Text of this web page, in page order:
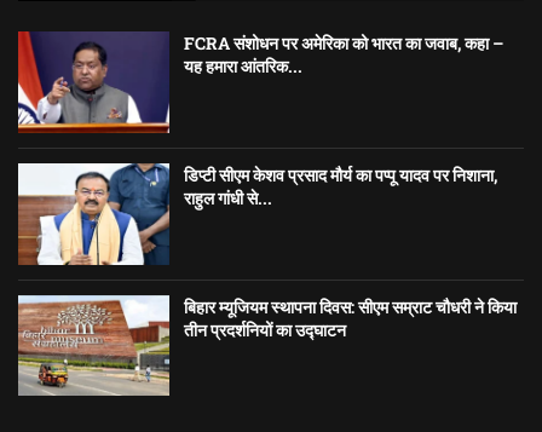
FCRA संशोधन पर अमेरिका को भारत का जवाब, कहा –
यह हमारा आंतरिक...
डिप्टी सीएम केशव प्रसाद मौर्य का पप्पू यादव पर निशाना,
राहुल गांधी से...
बिहार म्यूजियम स्थापना दिवस: सीएम सम्राट चौधरी ने किया
तीन प्रदर्शनियों का उद्घाटन